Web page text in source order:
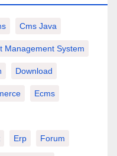
Cms Java
Management System
Download
Ecms
Erp Forum